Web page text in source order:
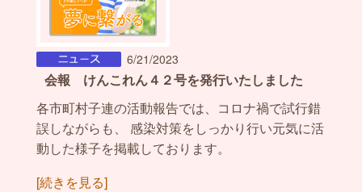
6/21/2023
会報 けんこれん４２号を発行いたしました
各市町村子連の活動報告では、コロナ禍で試行錯
誤しながらも、 感染対策をしっかり行い元気に活
動した様子を掲載しております。
[続きを見る]